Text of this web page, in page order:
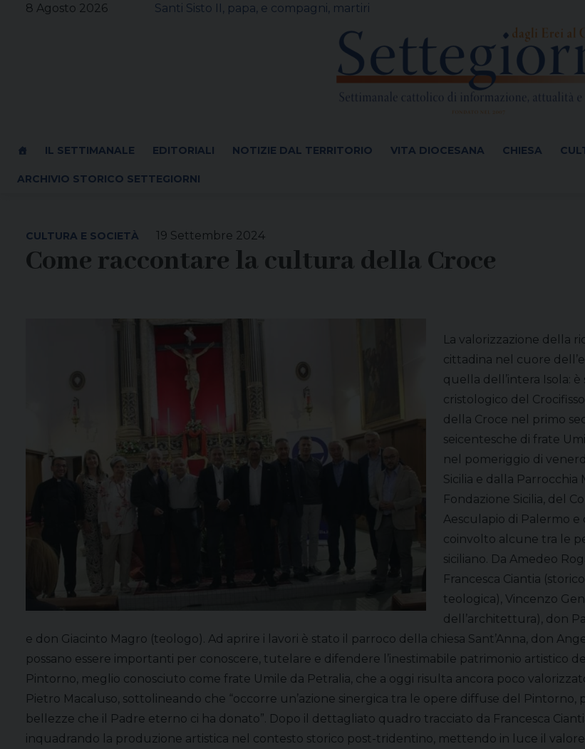
8 Agosto 2026 Santi Sisto II, papa, e compagni, martiri
IL SETTIMANALE EDITORIALI NOTIZIE DAL TERRITORIO VITA DIOCESANA CHIESA
ARCHIVIO STORICO SETTEGIORNI
19 Settembre 2024
CULTURA E SOCIETÀ
Come raccontare la cultura della Croce
La valorizzazione della
cittadina nel cuore
quella dell’intera Isola:
cristologico del
della Croce nel primo
seicentesche di frate
nel pomeriggio di
Sicilia e dalla Parrocchia
Fondazione Sicilia, del
Aesculapio di Palermo e
coinvolto alcune tra le
siciliano. Da Amedeo
Francesca Ciantia
teologica), Vincenzo
dell’architettura), don
e don Giacinto Magro (teologo). Ad aprire i lavori è stato il parroco della chiesa Sant’Anna, don
possano essere importanti per conoscere, tutelare e difendere l’inestimabile patrimonio artistico
Pintorno, meglio conosciuto come frate Umile da Petralia, che a oggi risulta ancora poco
Pietro Macaluso, sottolineando che “occorre un’azione sinergica tra le opere diffuse del
bellezze che il Padre eterno ci ha donato”. Dopo il dettagliato quadro tracciato da Francesca
inquadrando la produzione artistica nel contesto storico post-tridentino, mettendo in luce il valore